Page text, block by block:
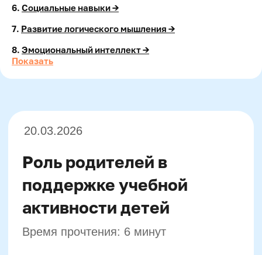
6. Социальные навыки →
7. Развитие логического мышления →
8. Эмоциональный интеллект →
Показать
поддержке учебной
Когда ваш ребенок
поступлению в школу
создать комфортные условия для
детского сада в первый класс.
Мягкая поддержка и уверенность в
силах ребенка — это основа
образовательного пути. Прежде